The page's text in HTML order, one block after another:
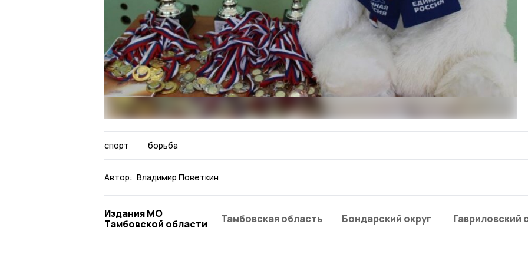
спорт борьба
Автор: Владимир Поветкин
Издания МО
Тамбовской области
Тамбовская область Бондарский округ Гавриловский